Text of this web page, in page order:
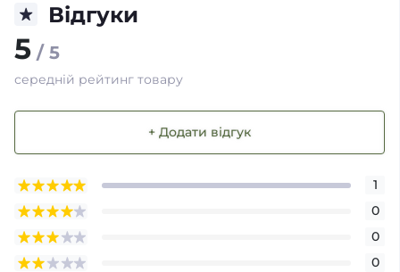
Відгуки
5 / 5
середній рейтинг товару
+ Додати відгук
1
0
0
0